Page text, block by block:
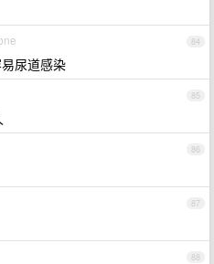
84
尿道感染
85
86
87
88